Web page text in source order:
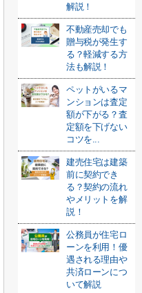
解説！
不動産売却でも
贈与税が発生す
る？軽減する方
法も解説！
ペットがいるマ
ンションは査定
額が下がる？査
定額を下げない
コツを...
建売住宅は建築
前に契約でき
る？契約の流れ
やメリットを解
説！
公務員が住宅ロ
ーンを利用！優
遇される理由や
共済ローンにつ
いて解説